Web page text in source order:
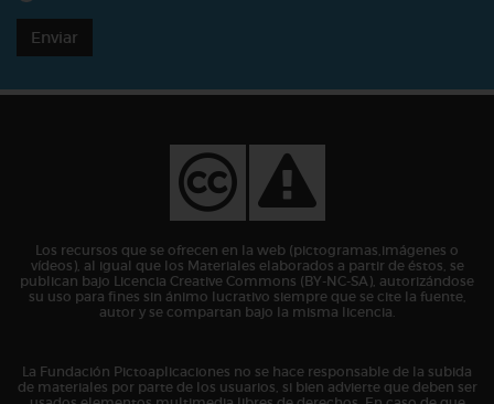
Enviar
Los recursos que se ofrecen en la web (pictogramas,imágenes o
vídeos), al igual que los Materiales elaborados a partir de éstos, se
publican bajo Licencia Creative Commons (BY-NC-SA), autorizándose
su uso para fines sin ánimo lucrativo siempre que se cite la fuente,
autor y se compartan bajo la misma licencia.
La Fundación Pictoaplicaciones no se hace responsable de la subida
de materiales por parte de los usuarios, si bien advierte que deben ser